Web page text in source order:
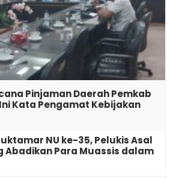
Pinjaman Daerah Pemkab
Kata Pengamat Kebijakan
NU ke-35, Pelukis Asal
Abadikan Para Muassis dalam